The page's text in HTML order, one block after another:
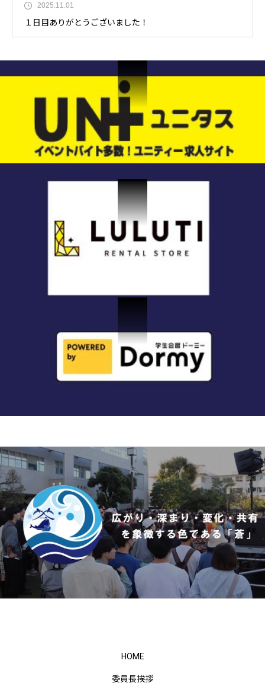
2025.11.01
１日目ありがとうございました！
HOME
委員長挨拶